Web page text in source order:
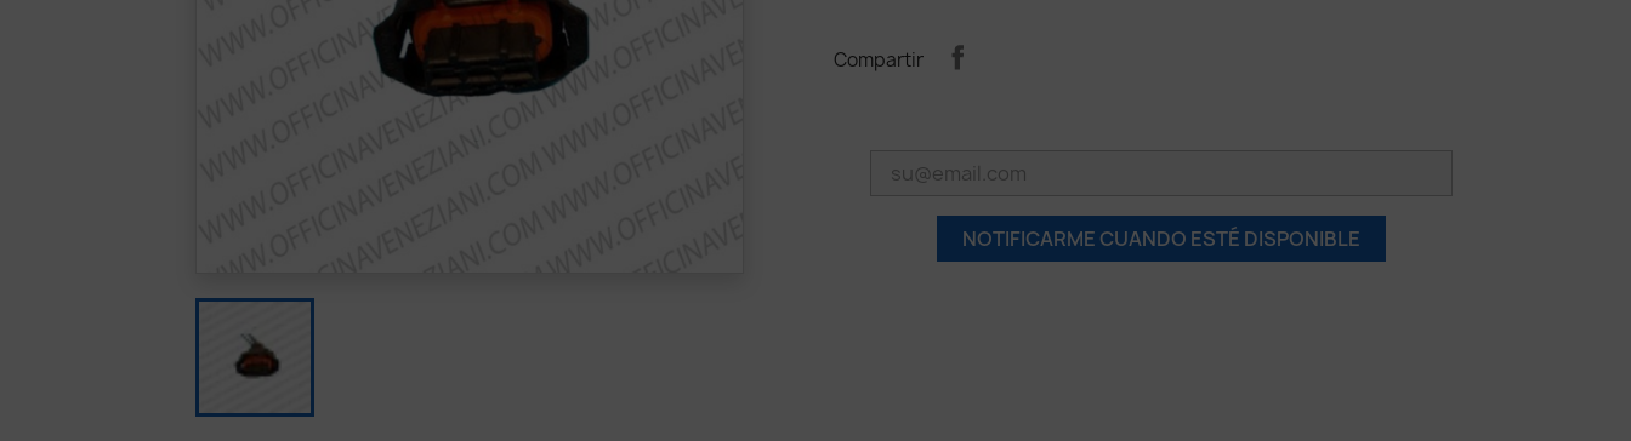
Compartir
NOTIFICARME CUANDO ESTÉ DISPONIBLE